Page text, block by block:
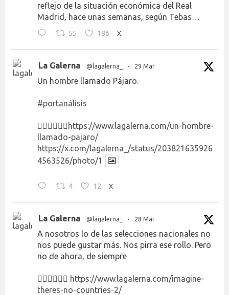
reflejo de la situación económica del Real
Madrid, hace unas semanas, según Tebas…
55 186 X
La Galerna @lagalerna_ · 29 Mar
Un hombre llamado Pájaro.
#portanálisis
👉🏻👉🏻👉🏻 https://www.lagalerna.com/un-hombre-
llamado-pajaro/
https://x.com/lagalerna_/status/203821635926
4563526/photo/1
4 12 X
La Galerna @lagalerna_ · 28 Mar
A nosotros lo de las selecciones nacionales no
nos puede gustar más. Nos pirra ese rollo. Pero
no de ahora, de siempre
👉🏻👉🏻👉🏻 https://www.lagalerna.com/imagine-
theres-no-countries-2/